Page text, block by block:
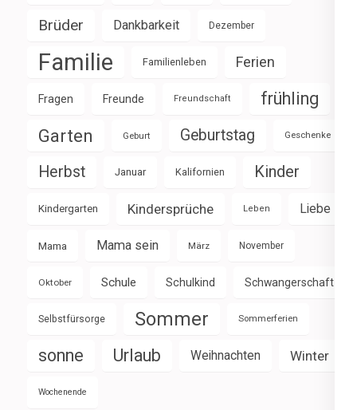
Brüder Dankbarkeit Dezember
Familie Familienleben Ferien
Fragen Freunde Freundschaft frühling
Garten Geburt Geburtstag Geschenke
Herbst Januar Kalifornien Kinder
Kindergarten Kindersprüche Leben Liebe
Mama Mama sein März November
Oktober Schule Schulkind Schwangerschaft
Selbstfürsorge Sommer Sommerferien
sonne Urlaub Weihnachten Winter
Wochenende